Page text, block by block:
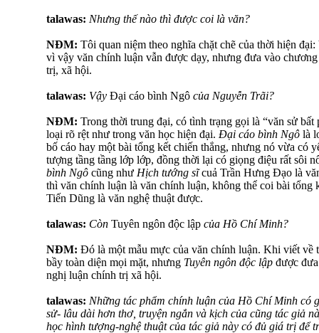
talawas: Nhưng thế nào thì được coi là văn?
NĐM: Tôi quan niệm theo nghĩa chặt chẽ của thời hiện
vì vậy văn chính luận vẫn được dạy, nhưng đưa vào
trị, xã hội.
talawas: Vậy Đại cáo bình Ngô của Nguyễn Trãi?
NĐM: Trong thời trung đại, có tình trạng gọi là “văn sử bất
loại rõ rệt như trong văn học hiện đại. Đại cáo bình Ngô là
bố cáo hay một bài tổng kết chiến thắng, nhưng nó vừa có
tượng tầng tầng lớp lớp, đồng thời lại có giọng điệu rất sôi
bình Ngô cũng như Hịch tướng sĩcuả Trần Hưng Đạo là
thì văn chính luận là văn chính luận, không thể coi bài tổng
Tiến Dũng là văn nghệ thuật được.
talawas: Còn Tuyên ngôn độc lập của Hồ Chí Minh?
NĐM: Đó là một mẫu mực của văn chính luận. Khi viết
bầy toàn diện mọi mặt, nhưng Tuyên ngôn độc lập được
nghị luận chính trị xã hội.
talawas: Những tác phẩm chính luận của Hồ Chí Minh có
sử- lâu dài hơn thơ, truyện ngắn và kịch của cũng tác giả
học hình tượng-nghệ thuật của tác giả này có đủ giá trị để